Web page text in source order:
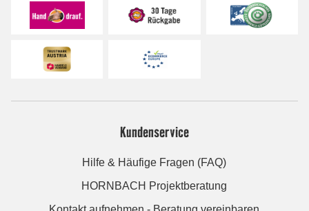
Kundenservice
Hilfe & Häufige Fragen (FAQ)
HORNBACH Projektberatung